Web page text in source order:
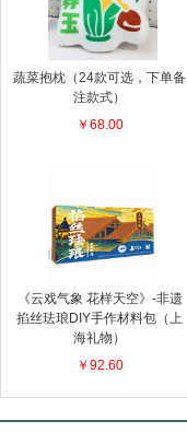
蔬菜抱枕（24款可选，下单备
注款式）
￥68.00
《云戏气象 花样天空》-非遗
掐丝珐琅DIY手作材料包（上
海礼物）
￥92.60